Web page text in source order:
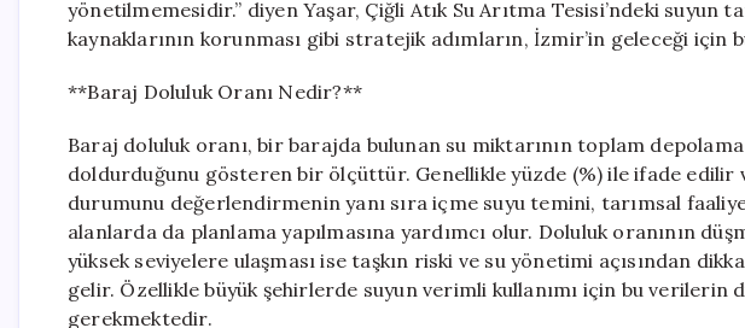
yönetilmemesidir.” diyen Yaşar, Çiğli Atık Su Arıtma Tesisi’ndeki suyun
kaynaklarının korunması gibi stratejik adımların, İzmir’in geleceği için
**Baraj Doluluk Oranı Nedir?**
Baraj doluluk oranı, bir barajda bulunan su miktarının toplam
doldurduğunu gösteren bir ölçüttür. Genellikle yüzde (%) ile ifade edilir
durumunu değerlendirmenin yanı sıra içme suyu temini, tarımsal
alanlarda da planlama yapılmasına yardımcı olur. Doluluk oranının
yüksek seviyelere ulaşması ise taşkın riski ve su yönetimi açısından
gelir. Özellikle büyük şehirlerde suyun verimli kullanımı için bu verilerin
gerekmektedir.